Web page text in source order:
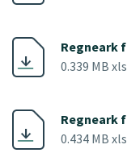
Regneark
0.339 MB xls
Regneark
0.434 MB xls